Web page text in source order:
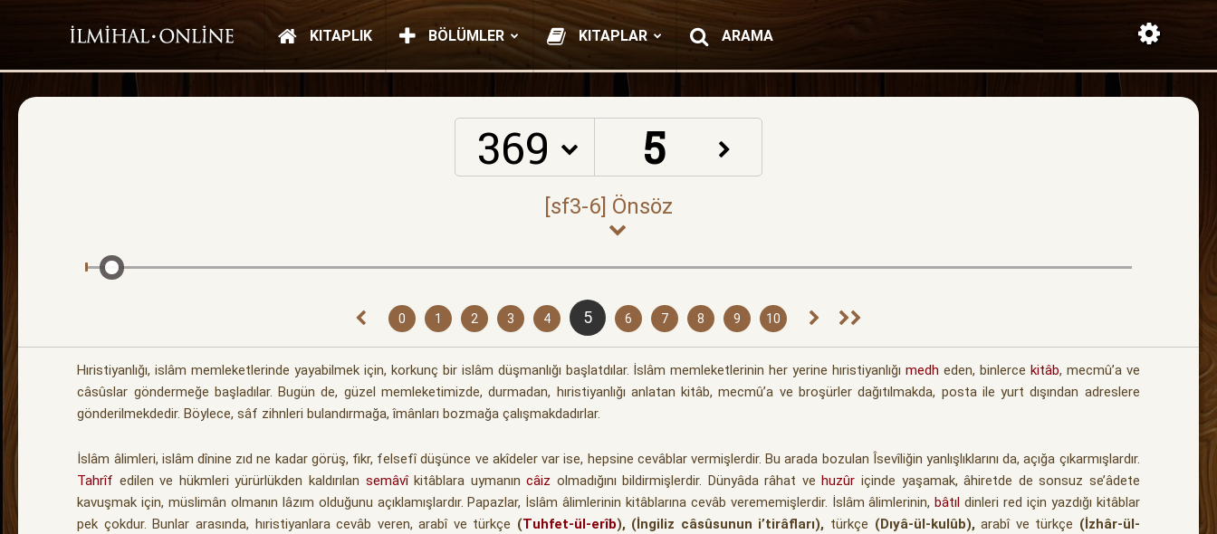
KITAPLIK BÖLÜMLER KITAPLAR ARAMA
369
0 1 2 3 4 5 6 7 8 9 10
Hıristiyanlığı, islâm memleketlerinde yayabilmek için, korkunç bir islâm düşmanlığı başlatdılar. İslâm memleketlerinin her yerine hıristiyanlığımedh eden, binlerce kitâb, mecmû’a ve
câsûslar göndermeğe başladılar. Bugün de, güzel memleketimizde, durmadan, hıristiyanlığı anlatan kitâb, mecmû’a ve broşürler dağıtılmakda, posta ile yurt dışından adreslere
gönderilmekdedir. Böylece, sâf zihnleri bulandırmağa, îmânları bozmağa çalışmakdadırlar.
İslâm âlimleri, islâm dînine zıd ne kadar görüş, fikr, felsefî düşünce ve akîdeler var ise, hepsine cevâblar vermişlerdir. Bu arada bozulan Îsevîliğin yanlışlıklarını da, açığa çıkarmışlardır.
Tahrîf edilen ve hükmleri yürürlükden kaldırılan semâvîkitâblara uymanıncâiz olmadığını bildirmişlerdir. Dünyâda râhat vehuzûr içinde yaşamak, âhiretde de sonsuz se’âdete
kavuşmak için, müslimân olmanın lâzım olduğunu açıklamışlardır. Papazlar, İslâm âlimlerinin kitâblarına cevâb verememişlerdir. İslâm âlimlerinin,bâtıl dinleri red için yazdığı kitâblar
pek çokdur. Bunlar arasında, hıristiyanlara cevâb veren, arabî ve türkçe (Tuhfet-ül-erîb), (İngiliz câsûsunun i’tirâfları), türkçe (Dıyâ-ül-kulûb),arabî ve türkçe (İzhâr-ül-